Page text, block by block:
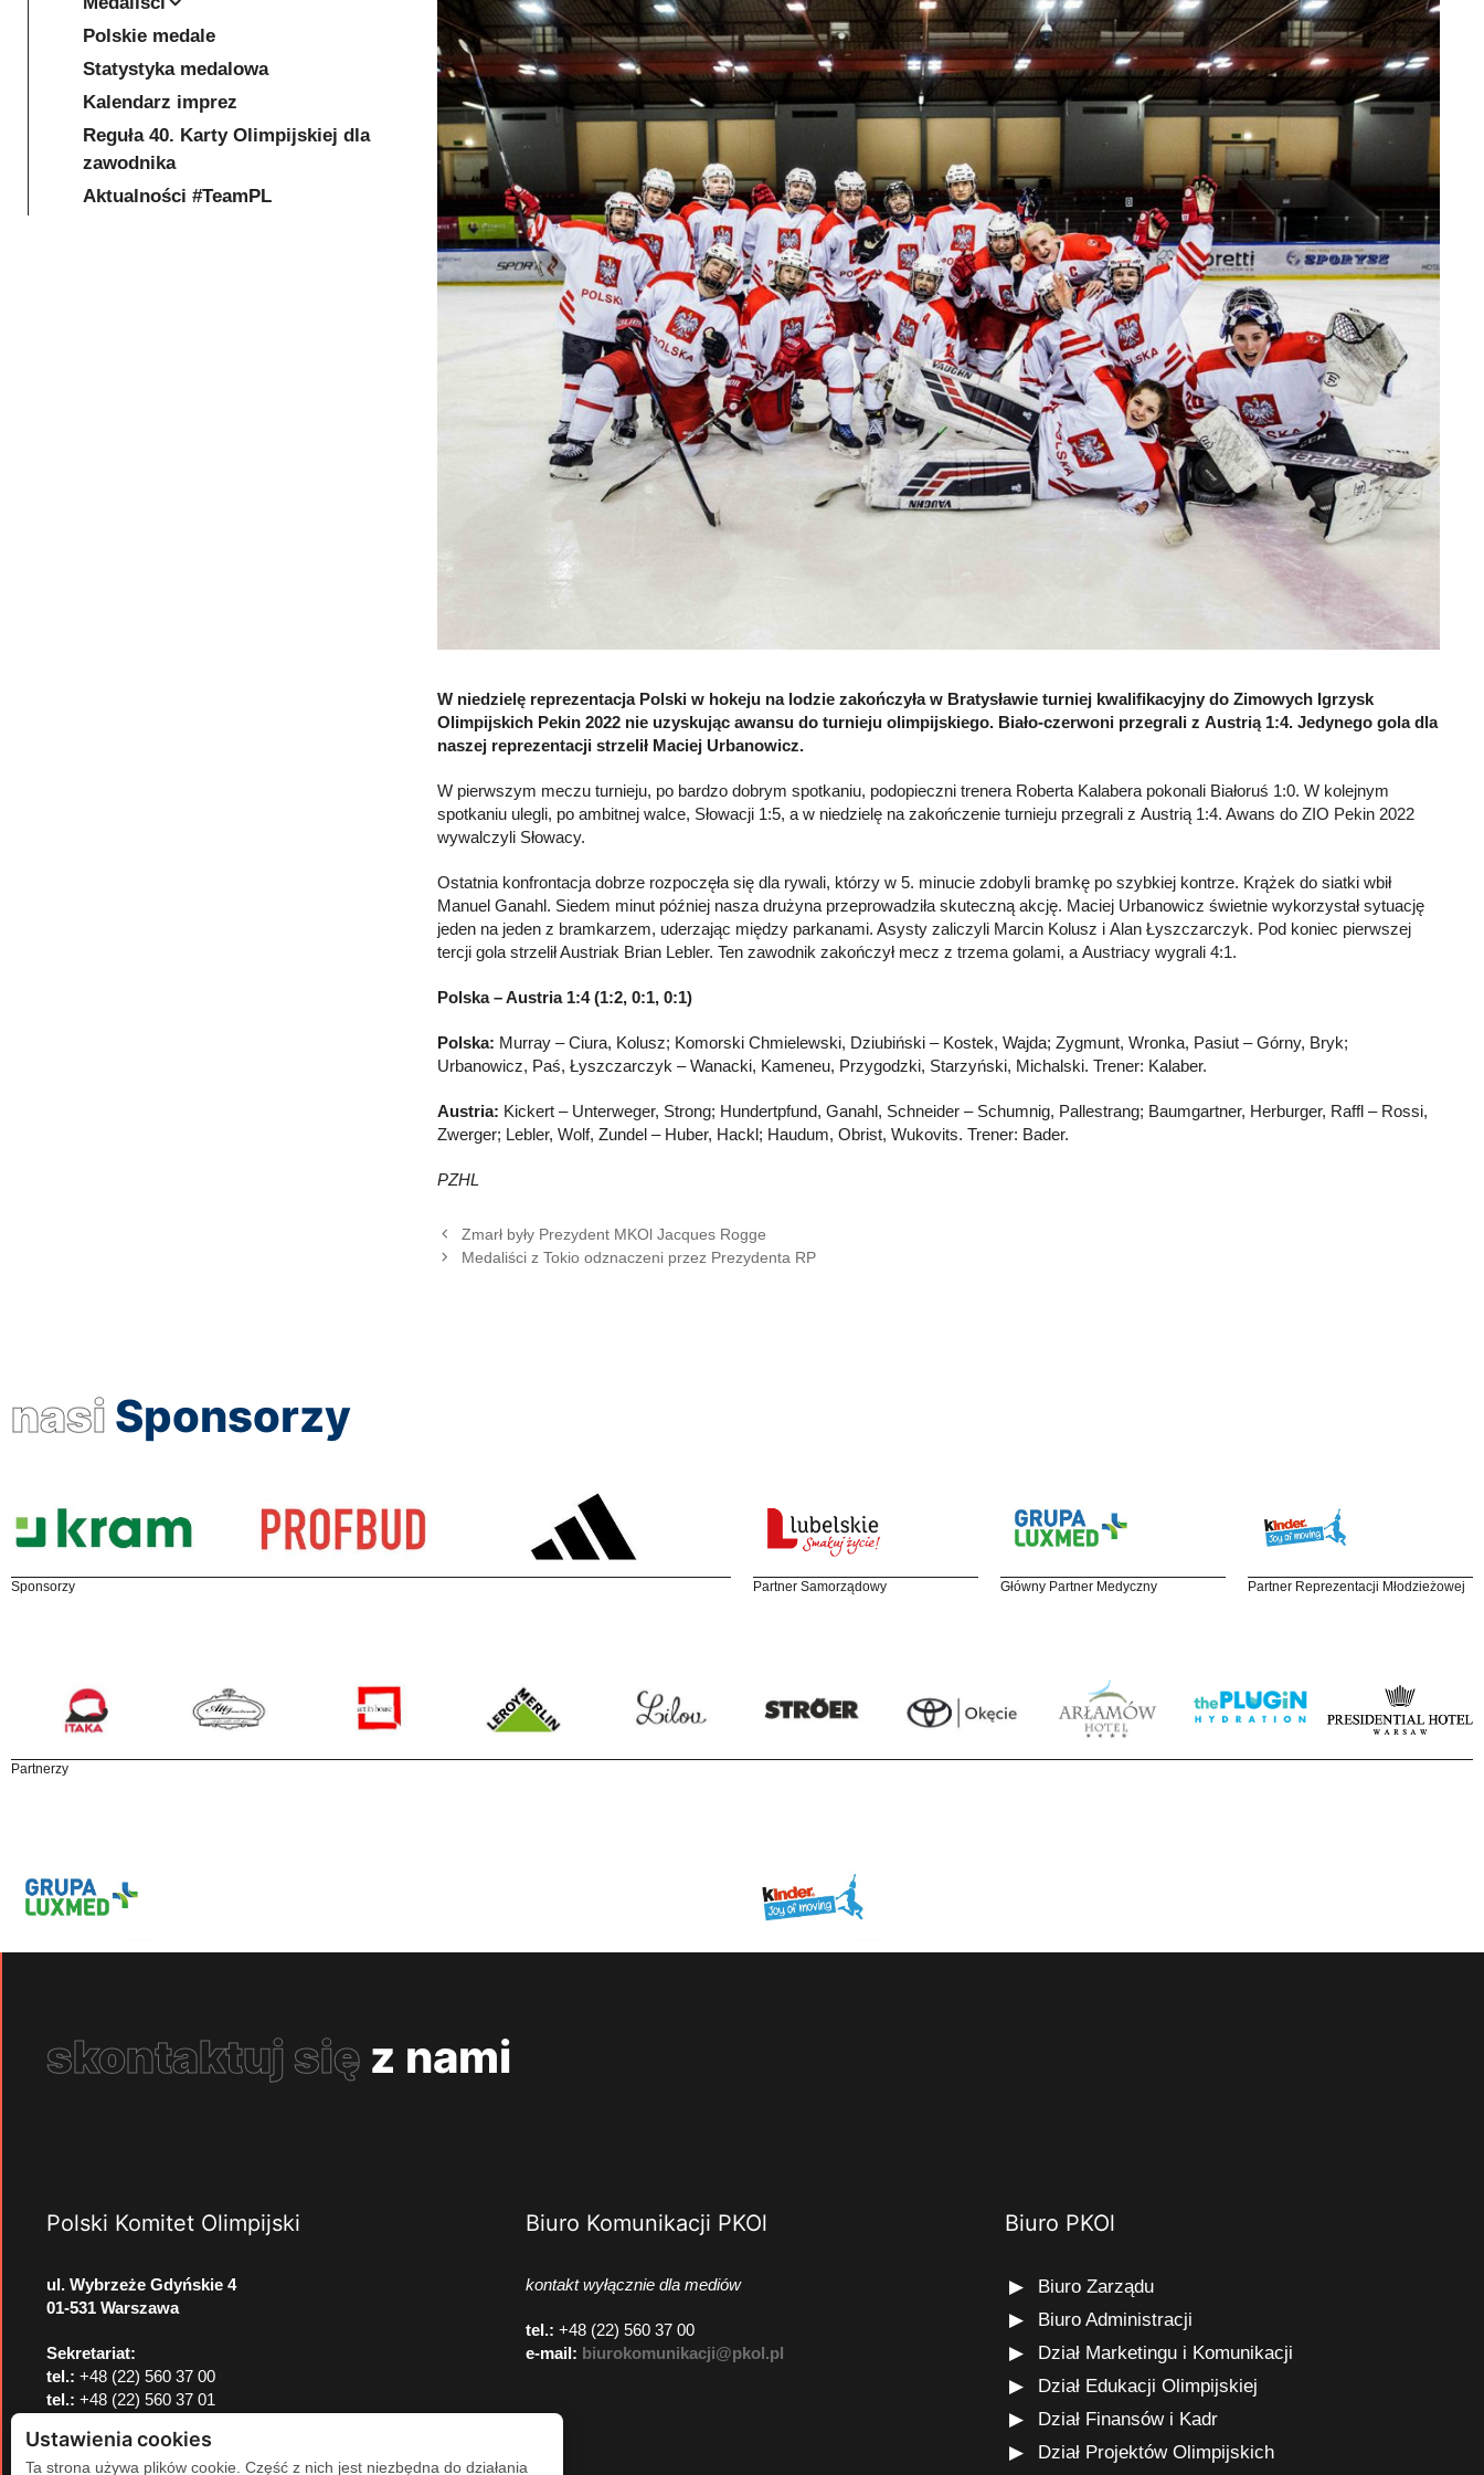
W niedzielę reprezentacja Polski w hokeju na lodzie zakończyła w Bratysławie turniej kwalifikacyjny do Zimowych Igrzysk
Olimpijskich Pekin 2022 nie uzyskując awansu do turnieju olimpijskiego. Biało-czerwoni przegrali z Austrią 1:4. Jedynego gola dla
naszej reprezentacji strzelił Maciej Urbanowicz.
W pierwszym meczu turnieju, po bardzo dobrym spotkaniu, podopieczni trenera Roberta Kalabera pokonali Białoruś 1:0. W kolejnym
spotkaniu ulegli, po ambitnej walce, Słowacji 1:5, a w niedzielę na zakończenie turnieju przegrali z Austrią 1:4. Awans do ZIO Pekin 2022
wywalczyli Słowacy.
Ostatnia konfrontacja dobrze rozpoczęła się dla rywali, którzy w 5. minucie zdobyli bramkę po szybkiej kontrze. Krążek do siatki wbił
Manuel Ganahl. Siedem minut później nasza drużyna przeprowadziła skuteczną akcję. Maciej Urbanowicz świetnie wykorzystał sytuację
jeden na jeden z bramkarzem, uderzając między parkanami. Asysty zaliczyli Marcin Kolusz i Alan Łyszczarczyk. Pod koniec pierwszej
tercji gola strzelił Austriak Brian Lebler. Ten zawodnik zakończył mecz z trzema golami, a Austriacy wygrali 4:1.
Polska – Austria 1:4 (1:2, 0:1, 0:1)
Polska: Murray – Ciura, Kolusz; Komorski Chmielewski, Dziubiński – Kostek, Wajda; Zygmunt, Wronka, Pasiut – Górny, Bryk;
Urbanowicz, Paś, Łyszczarczyk – Wanacki, Kameneu, Przygodzki, Starzyński, Michalski. Trener: Kalaber.
Austria: Kickert – Unterweger, Strong; Hundertpfund, Ganahl, Schneider – Schumnig, Pallestrang; Baumgartner, Herburger, Raffl – Rossi,
Zwerger; Lebler, Wolf, Zundel – Huber, Hackl; Haudum, Obrist, Wukovits. Trener: Bader.
PZHL
Zmarł były Prezydent MKOl Jacques Rogge
Medaliści z Tokio odznaczeni przez Prezydenta RP
Polskie medale
Statystyka medalowa
Kalendarz imprez
Reguła 40. Karty Olimpijskiej dla
zawodnika
Aktualności #TeamPL
nasi Sponsorzy
Sponsorzy Partner Samorządowy Główny Partner Medyczny Partner Reprezentacji Młodzieżowej
Partnerzy
skontaktuj się z nami
Polski Komitet Olimpijski
ul. Wybrzeże Gdyńskie 4
01-531 Warszawa
Sekretariat:
tel.: +48 (22) 560 37 00
tel.: +48 (22) 560 37 01
Biuro Komunikacji PKOl
kontakt wyłącznie dla mediów
tel.: +48 (22) 560 37 00
e-mail: biurokomunikacji@pkol.pl
Biuro PKOl
Biuro Zarządu
Biuro Administracji
Dział Marketingu i Komunikacji
Dział Edukacji Olimpijskiej
Dział Finansów i Kadr
Dział Projektów Olimpijskich
Ustawienia cookies
Ta strona używa plików cookie. Część z nich jest niezbędna do działania